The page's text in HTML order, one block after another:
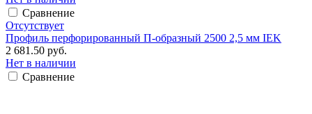
Сравнение
Отсутствует
Профиль перфорированный П-образный 2500 2,5 мм IEK
2 681.50 руб.
Нет в наличии
Сравнение